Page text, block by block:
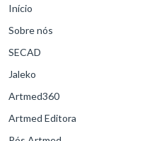
Início
Sobre nós
SECAD
Jaleko
Artmed360
Artmed Editora